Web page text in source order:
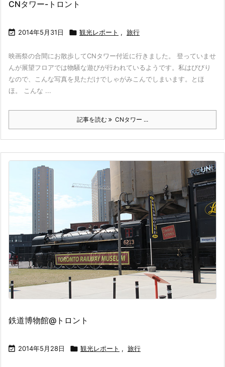
CNタワー-トロント
 2014年5月31日  観光レポート , 旅行
映画祭の合間にお散歩してCNタワー付近に行きました。 登っていませ
んが展望フロアでは物騒な遊びが行われているようです。私はびびり
なので、こんな写真を見ただけでしゃがみこんでしまいます。とほ
ほ。 こんな ...
記事を読む CNタワー ...
鉄道博物館@トロント
 2014年5月28日  観光レポート , 旅行